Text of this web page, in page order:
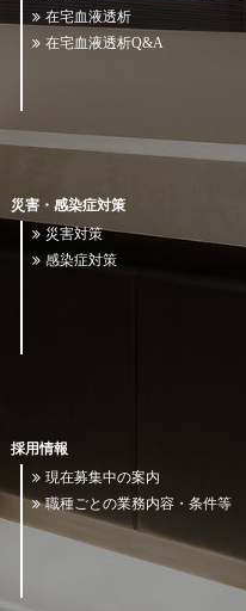
在宅血液透析
在宅血液透析Q&A
災害・感染症対策
災害対策
感染症対策
採用情報
現在募集中の案内
職種ごとの業務内容・条件等